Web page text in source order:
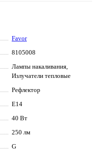
Favor
8105008
Лампы накаливания,
Излучатели тепловые
Рефлектор
E14
40 Вт
250 лм
G